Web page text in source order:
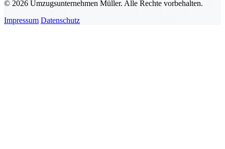
© 2026 Umzugsunternehmen Müller. Alle Rechte vorbehalten.
Impressum Datenschutz